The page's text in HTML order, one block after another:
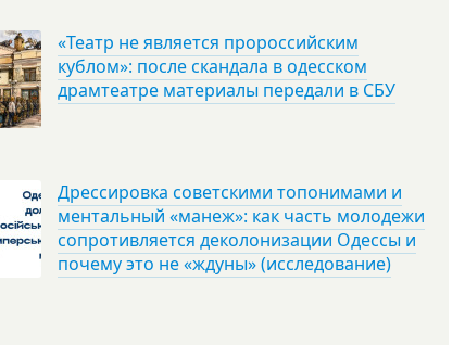
«Театр не является пророссийским
кублом»: после скандала в одесском
драмтеатре материалы передали в СБУ
Дрессировка советскими топонимами и
ментальный «манеж»: как часть молодежи
сопротивляется деколонизации Одессы и
почему это не «ждуны» (исследование)